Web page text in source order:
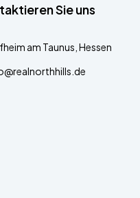
Sie uns
am Taunus, Hessen